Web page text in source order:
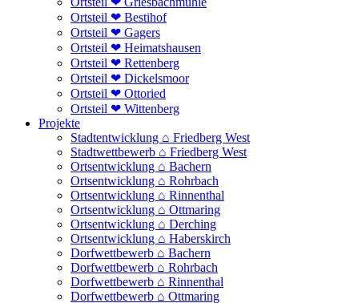
Ortsteil ❤ Bestihof
Ortsteil ❤ Gagers
Ortsteil ❤ Heimatshausen
Ortsteil ❤ Rettenberg
Ortsteil ❤ Dickelsmoor
Ortsteil ❤ Ottoried
Ortsteil ❤ Wittenberg
Projekte
Stadtentwicklung ⌂ Friedberg West
Stadtwettbewerb ⌂ Friedberg West
Ortsentwicklung ⌂ Bachern
Ortsentwicklung ⌂ Rohrbach
Ortsentwicklung ⌂ Rinnenthal
Ortsentwicklung ⌂ Ottmaring
Ortsentwicklung ⌂ Derching
Ortsentwicklung ⌂ Haberskirch
Dorfwettbewerb ⌂ Bachern
Dorfwettbewerb ⌂ Rohrbach
Dorfwettbewerb ⌂ Rinnenthal
Dorfwettbewerb ⌂ Ottmaring